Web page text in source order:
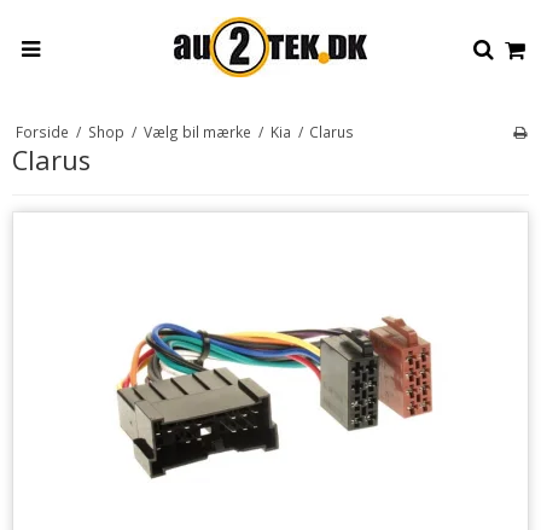
Forside / Shop / Vælg bil mærke / Kia / Clarus
Clarus